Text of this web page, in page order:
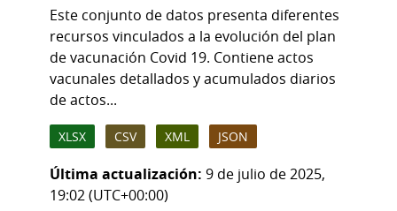
Este conjunto de datos presenta diferentes
recursos vinculados a la evolución del plan
de vacunación Covid 19. Contiene actos
vacunales detallados y acumulados diarios
de actos...
XLSX CSV XML JSON
Última actualización: 9 de julio de 2025,
19:02 (UTC+00:00)